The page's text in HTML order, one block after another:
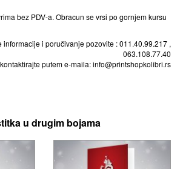
bez PDV-a. Obracun se vrsi po gornjem kursu
informacije i poručivanje pozovite : 011.40.99.217 ,
063.108.77.40
putem e-maila: info@printshopkolibri.rs
u drugim bojama